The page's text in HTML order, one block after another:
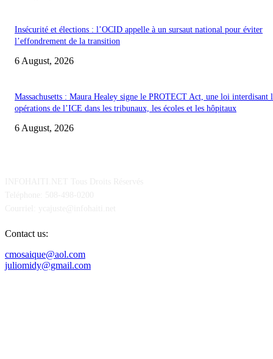
Insécurité et élections : l’OCID appelle à un sursaut national pour éviter
l’effondrement de la transition
6 August, 2026
Massachusetts : Maura Healey signe le PROTECT Act, une loi interdisant
opérations de l’ICE dans les tribunaux, les écoles et les hôpitaux
6 August, 2026
Contact us:
cmosaique@aol.com
juliomidy@gmail.com